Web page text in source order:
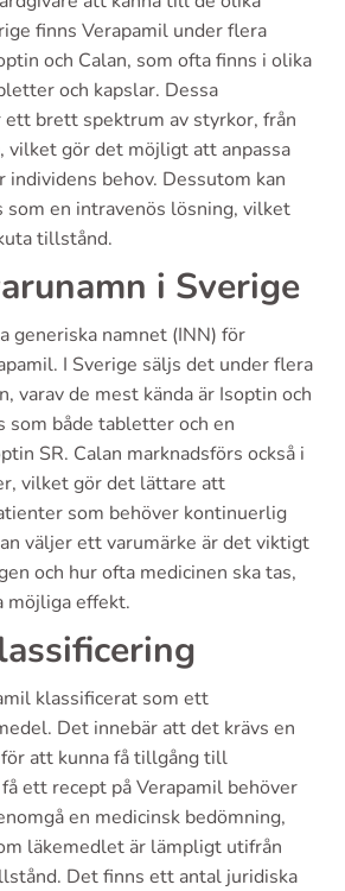
finns Verapamil under flera
och Calan, som ofta finns i olika
och kapslar. Dessa
ett brett spektrum av styrkor, från
gör det möjligt att anpassa
individens behov. Dessutom kan
som en intravenös lösning, vilket
tillstånd.
i Sverige
generiska namnet (INN) för
I Sverige säljs det under flera
varav de mest kända är Isoptin och
som både tabletter och en
SR. Calan marknadsförs också i
vilket gör det lättare att
som behöver kontinuerlig
väljer ett varumärke är det viktigt
och hur ofta medicinen ska tas,
möjliga effekt.
klassificerat som ett
Det innebär att det krävs en
att kunna få tillgång till
ett recept på Verapamil behöver
en medicinsk bedömning,
läkemedlet är lämpligt utifrån
Det finns ett antal juridiska